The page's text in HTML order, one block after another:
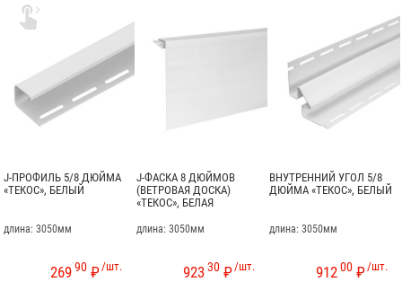
J-ПРОФИЛЬ 5/8 ДЮЙМА
«ТЕКОС», БЕЛЫЙ
длина: 3050мм
/шт.
26990 ₽
J-ФАСКА 8 ДЮЙМОВ
(ВЕТРОВАЯ ДОСКА)
«ТЕКОС», БЕЛАЯ
длина: 3050мм
/шт.
92330 ₽
ВНУТРЕННИЙ УГОЛ 5/8
ДЮЙМА «ТЕКОС», БЕЛЫЙ
длина: 3050мм
/шт.
91200 ₽
